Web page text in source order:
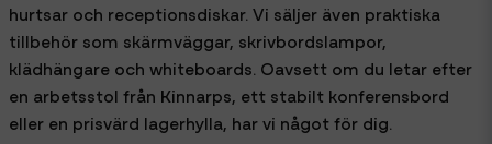
hurtsar och receptionsdiskar. Vi säljer även praktiska
tillbehör som skärmväggar, skrivbordslampor,
klädhängare och whiteboards. Oavsett om du letar efter
en arbetsstol från Kinnarps, ett stabilt konferensbord
eller en prisvärd lagerhylla, har vi något för dig.